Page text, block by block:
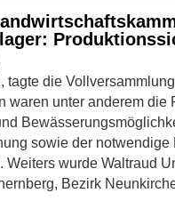
tagte die
waren unter anderem
sowie der notwendige
Weiters wurde Waltraud
Bezirk